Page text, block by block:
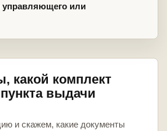
управляющего или
какой комплект
выдачи
и скажем, какие документы